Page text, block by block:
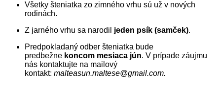
Všetky šteniatka zo zimného vrhu sú už v nových
rodinách.
Z jarného vrhu sa narodil jeden psík (samček).
Predpokladaný odber šteniatka bude
predbežne koncom mesiaca jún. V prípade záujmu
nás kontaktujte na mailový
kontakt: malteasun.maltese@gmail.com.